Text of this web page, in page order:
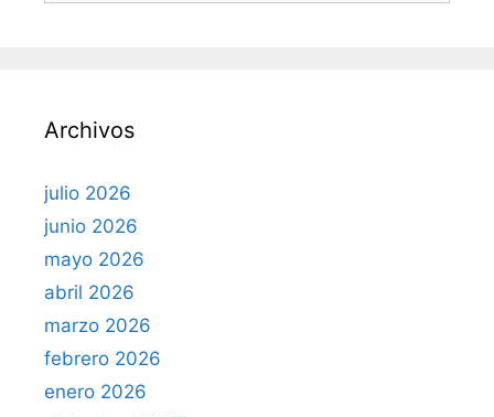
:
Archivos
julio 2026
junio 2026
mayo 2026
abril 2026
marzo 2026
febrero 2026
enero 2026